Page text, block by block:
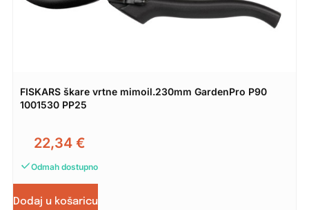
FISKARS škare vrtne mimoil.230mm GardenPro P90
1001530 PP25
22,34 €
Odmah dostupno
Dodaj u košaricu